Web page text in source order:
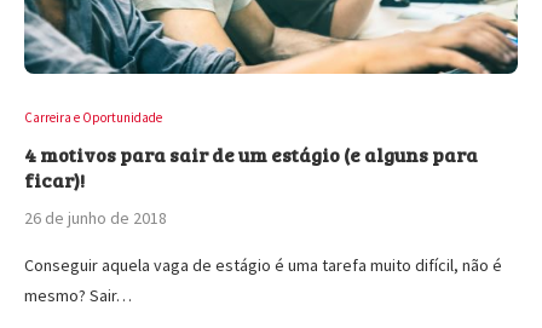
Carreira e Oportunidade
4 motivos para sair de um estágio (e alguns para
ficar)!
26 de junho de 2018
Conseguir aquela vaga de estágio é uma tarefa muito difícil, não é
mesmo? Sair…